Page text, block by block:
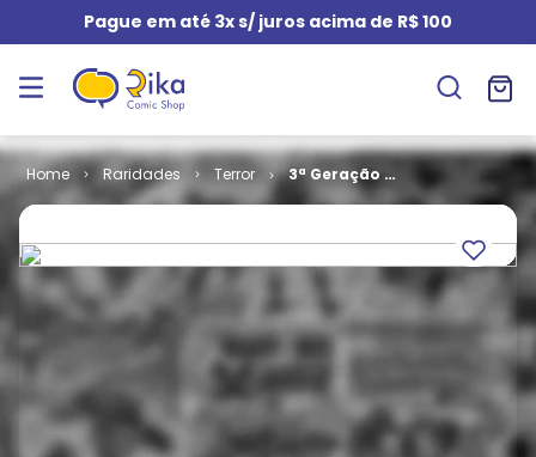
Pague em até 3x s/ juros acima de R$ 100
Raridades Terror
3ª Geração #